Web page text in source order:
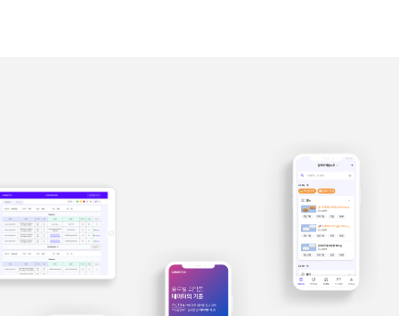
ONES Global